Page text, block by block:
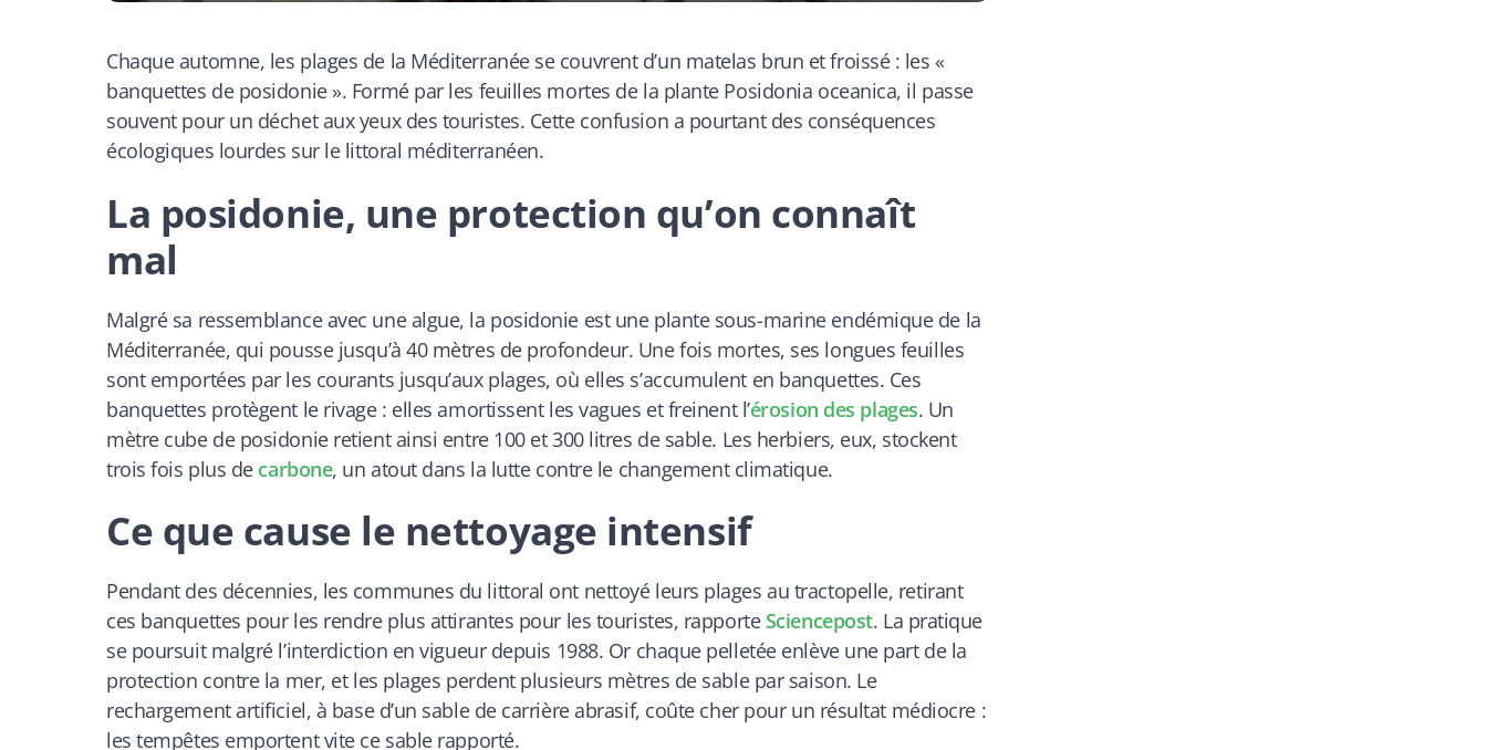
Chaque automne, les plages de la Méditerranée se couvrent d’un matelas brun et froissé : les «
banquettes de posidonie ». Formé par les feuilles mortes de la plante Posidonia oceanica, il passe
souvent pour un déchet aux yeux des touristes. Cette confusion a pourtant des conséquences
écologiques lourdes sur le littoral méditerranéen.
La posidonie, une protection qu’on connaît
mal
Malgré sa ressemblance avec une algue, la posidonie est une plante sous-marine endémique de la
Méditerranée, qui pousse jusqu’à 40 mètres de profondeur. Une fois mortes, ses longues feuilles
sont emportées par les courants jusqu’aux plages, où elles s’accumulent en banquettes. Ces
banquettes protègent le rivage : elles amortissent les vagues et freinent l’érosion des plages. Un
mètre cube de posidonie retient ainsi entre 100 et 300 litres de sable. Les herbiers, eux, stockent
trois fois plus de carbone, un atout dans la lutte contre le changement climatique.
Ce que cause le nettoyage intensif
Pendant des décennies, les communes du littoral ont nettoyé leurs plages au tractopelle, retirant
ces banquettes pour les rendre plus attirantes pour les touristes, rapporte Sciencepost. La pratique
se poursuit malgré l’interdiction en vigueur depuis 1988. Or chaque pelletée enlève une part de la
protection contre la mer, et les plages perdent plusieurs mètres de sable par saison. Le
rechargement artificiel, à base d’un sable de carrière abrasif, coûte cher pour un résultat médiocre :
les tempêtes emportent vite ce sable rapporté.